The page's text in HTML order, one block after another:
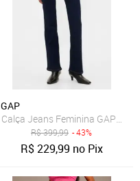
GAP
Calça Jeans Feminina GAP
R$399,99 - 43%
R$229,99 no Pix